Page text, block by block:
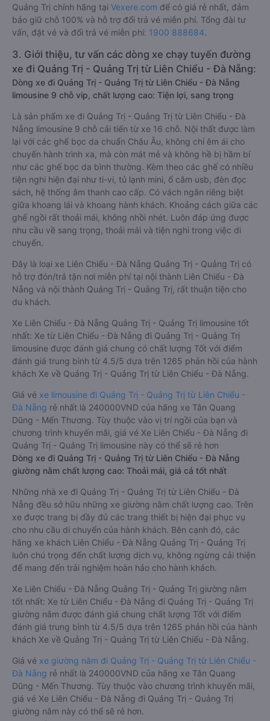
Quảng Trị chính hãng tại Vexere.com để có giá rẻ nhất, đảm
bảo giữ chỗ 100% và hỗ trợ đổi trả vé miễn phí. Tổng đài tư
vấn, đặt vé và đổi trả vé miễn phí: 1900 888684.
3. Giới thiệu, tư vấn các dòng xe chạy tuyến đường
xe đi Quảng Trị - Quảng Trị từ Liên Chiểu - Đà Nẵng:
Dòng xe đi Quảng Trị - Quảng Trị từ Liên Chiểu - Đà Nẵng
limousine 9 chỗ vip, chất lượng cao: Tiện lợi, sang trọng
Là sản phẩm xe đi Quảng Trị - Quảng Trị từ Liên Chiểu - Đà
Nẵng limousine 9 chỗ cải tiến từ xe 16 chỗ. Nội thất được làm
lại với các ghế bọc da chuẩn Châu Âu, không chỉ êm ái cho
chuyến hành trình xa, mà còn mát mẻ và không hề bị hầm bí
như các ghế bọc da bình thường. Kèm theo các ghế có nhiều
tiện nghi hiện đại như ti-vi, tủ lạnh mini, ổ cắm usb, đèn đọc
sách, hệ thống âm thanh cao cấp. Có vách ngăn riêng biệt
giữa khoang lái và khoang hành khách. Khoảng cách giữa các
ghế ngồi rất thoải mái, không nhồi nhét. Luôn đáp ứng được
nhu cầu về sang trọng, thoải mái và tiện nghi trong việc di
chuyển.
Đây là loại xe Liên Chiểu - Đà Nẵng Quảng Trị - Quảng Trị có
hỗ trợ đón/trả tận nơi miễn phí tại nội thành Liên Chiểu - Đà
Nẵng và nội thành Quảng Trị - Quảng Trị, rất thuận tiện cho
du khách.
Xe Liên Chiểu - Đà Nẵng Quảng Trị - Quảng Trị limousine tốt
nhất: Xe từ Liên Chiểu - Đà Nẵng đi Quảng Trị - Quảng Trị
limousine được đánh giá chung có chất lượng Tốt với điểm
đánh giá trung bình từ 4.5/5 dựa trên 1265 phản hồi của hành
khách Xe về Quảng Trị - Quảng Trị từ Liên Chiểu - Đà Nẵng.
Giá vé xe limousine đi Quảng Trị - Quảng Trị từ Liên Chiểu -
Đà Nẵng rẻ nhất là 240000VND của hãng xe Tân Quang
Dũng - Mến Thương. Tùy thuộc vào vị trí ngồi của bạn và
chương trình khuyến mãi, giá vé Xe Liên Chiểu - Đà Nẵng đi
Quảng Trị - Quảng Trị limousine này có thể sẽ rẻ hơn
Dòng xe đi Quảng Trị - Quảng Trị từ Liên Chiểu - Đà Nẵng
giường nằm chất lượng cao: Thoải mái, giá cả tốt nhất
Những nhà xe đi Quảng Trị - Quảng Trị từ Liên Chiểu - Đà
Nẵng đều sở hữu những xe giường nằm chất lượng cao. Trên
xe được trang bị đầy đủ các trang thiết bị hiện đại phục vụ
cho nhu cầu di chuyển của hành khách. Bên cạnh đó, các
hãng xe khách Liên Chiểu - Đà Nẵng Quảng Trị - Quảng Trị
luôn chú trọng đến chất lượng dịch vụ, không ngừng cải thiện
để mang đến trải nghiệm hoàn hảo cho hành khách.
Xe Liên Chiểu - Đà Nẵng Quảng Trị - Quảng Trị giường nằm
tốt nhất: Xe từ Liên Chiểu - Đà Nẵng đi Quảng Trị - Quảng Trị
giường nằm được đánh giá chung chất lượng Tốt với điểm
đánh giá trung bình từ 4.5/5 dựa trên 1265 phản hồi của hành
khách Xe về Quảng Trị - Quảng Trị từ Liên Chiểu - Đà Nẵng.
Giá vé xe giường nằm đi Quảng Trị - Quảng Trị từ Liên Chiểu -
Đà Nẵng rẻ nhất là 240000VND của hãng xe Tân Quang
Dũng - Mến Thương. Tùy thuộc vào chương trình khuyến mãi,
giá vé Xe Liên Chiểu - Đà Nẵng đi Quảng Trị - Quảng Trị
giường nằm này có thể sẽ rẻ hơn.